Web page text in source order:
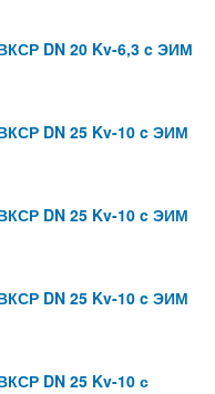
DN 20 Kv-6,3 c ЭИМ
DN 25 Kv-10 c ЭИМ
DN 25 Kv-10 c ЭИМ
DN 25 Kv-10 c ЭИМ
DN 25 Kv-10 с